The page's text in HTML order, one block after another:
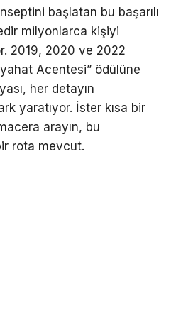
başlatan bu başarılı
milyonlarca kişiyi
2019, 2020 ve 2022
Acentesi” ödülüne
her detayın
yaratıyor. İster kısa bir
arayın, bu
rota mevcut.